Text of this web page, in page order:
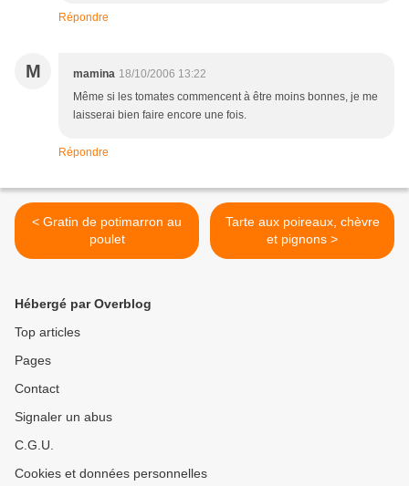
Répondre
M mamina 18/10/2006 13:22
Même si les tomates commencent à être moins bonnes, je me
laisserai bien faire encore une fois.
Répondre
< Gratin de potimarron au
poulet
Tarte aux poireaux, chèvre
et pignons >
Hébergé par Overblog
Top articles
Pages
Contact
Signaler un abus
C.G.U.
Cookies et données personnelles